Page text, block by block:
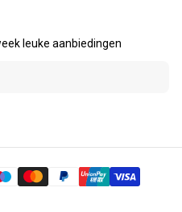
leuke aanbiedingen